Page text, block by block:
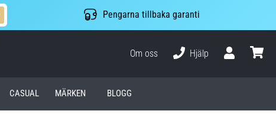
Pengarna tillbaka garanti
Om oss
Hjälp
CASUAL MÄRKEN BLOGG